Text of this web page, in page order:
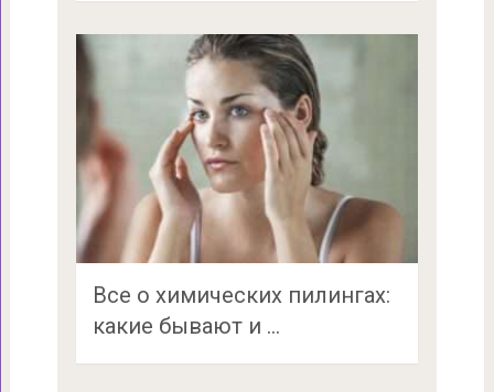
Все о химических пилингах:
какие бывают и …